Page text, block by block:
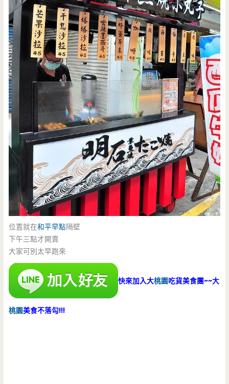
位置就在和平早點隔壁
下午三點才開賣
大家可別太早跑來
快來加入大桃園吃貨美食團~~大
桃園美食不落勾!!!